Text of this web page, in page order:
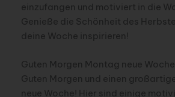
einzufangen und motiviert in die
Genieße die Schönheit des
deine Woche inspirieren!
Guten Morgen Montag neue Woche
Guten Morgen und einen
neue Woche! Hier sind einige